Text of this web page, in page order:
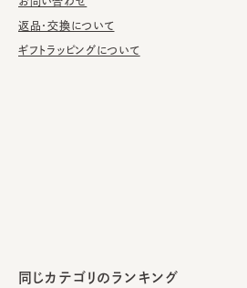
1857年、Giuseppe Borsalino（ジュゼッ
り、イタリア・アレッサンドリアの地にフ
を集めた工場を設立したことからボルサ
返品・交換について
ギフトラッピングについて
同じカテゴリのランキング